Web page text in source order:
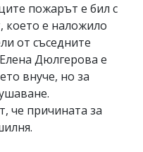
пожарът е бил с
което е наложило
от съседните
Дюлгерова е
внуче, но за
че причината за